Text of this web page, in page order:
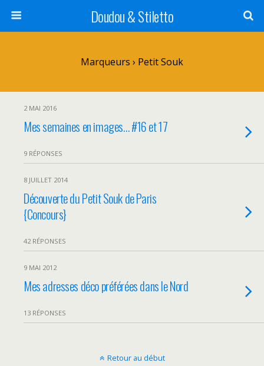
Doudou & Stiletto
Marqueurs › Petit Souk
2 MAI 2016
Mes semaines en images… #16 et 17
9 RÉPONSES
8 JUILLET 2014
Découverte du Petit Souk de Paris
{Concours}
42 RÉPONSES
9 MAI 2012
Mes adresses déco préférées dans le Nord
13 RÉPONSES
Retour au début